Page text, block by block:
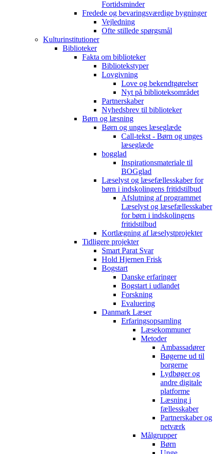
Fortidsminder
Fredede og bevaringsværdige bygninger
Vejledning
Ofte stillede spørgsmål
Kulturinstitutioner
Biblioteker
Fakta om biblioteker
Bibliotekstyper
Lovgivning
Love og bekendtgørelser
Nyt på biblioteksområdet
Partnerskaber
Nyhedsbrev til biblioteker
Børn og læsning
Børn og unges læseglæde
Call-tekst - Børn og unges
læseglæde
bogglad
Inspirationsmateriale til
BOGglad
Læselyst og læsefællesskaber for
børn i indskolingens fritidstilbud
Afslutning af programmet
Læselyst og læsefællesskaber
for børn i indskolingens
fritidstilbud
Kortlægning af læselystprojekter
Tidligere projekter
Smart Parat Svar
Hold Hjernen Frisk
Bogstart
Danske erfaringer
Bogstart i udlandet
Forskning
Evaluering
Danmark Læser
Erfaringsopsamling
Læsekommuner
Metoder
Ambassadører
Bøgerne ud til
borgerne
Lydbøger og
andre digitale
platforme
Læsning i
fællesskaber
Partnerskaber og
netværk
Målgrupper
Børn